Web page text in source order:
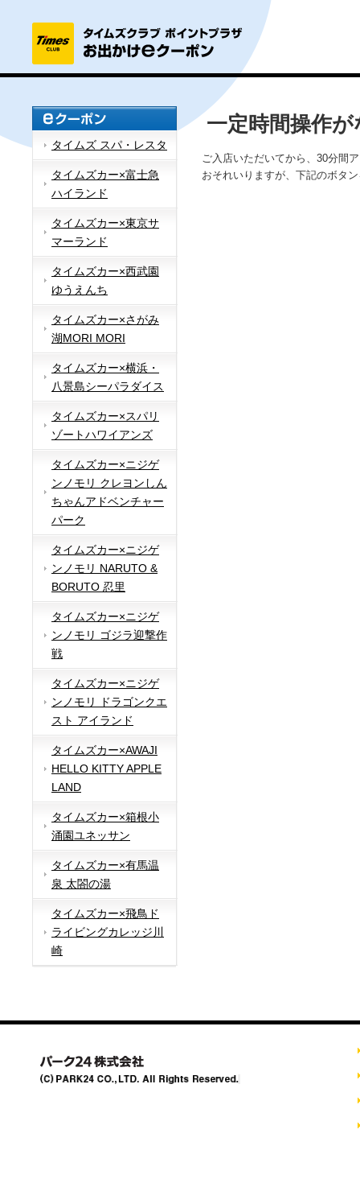
タイムズ スパ・レスタ
タイムズカー×富士急
ハイランド
タイムズカー×東京サ
マーランド
タイムズカー×西武園
ゆうえんち
タイムズカー×さがみ
湖MORI MORI
タイムズカー×横浜・
八景島シーパラダイス
タイムズカー×スパリ
ゾートハワイアンズ
タイムズカー×ニジゲ
ンノモリ クレヨンしん
ちゃんアドベンチャー
パーク
タイムズカー×ニジゲ
ンノモリ NARUTO &
BORUTO 忍里
タイムズカー×ニジゲ
ンノモリ ゴジラ迎撃作
戦
タイムズカー×ニジゲ
ンノモリ ドラゴンクエ
スト アイランド
タイムズカー×AWAJI
HELLO KITTY APPLE
LAND
タイムズカー×箱根小
涌園ユネッサン
タイムズカー×有馬温
泉 太閤の湯
タイムズカー×飛鳥ド
ライビングカレッジ川
崎
一定時間操作
ご入店いただいてから、30分間
おそれいりますが、下記のボタ